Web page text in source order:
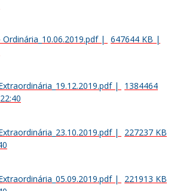
Ordinária_10.06.2019.pdf| 647644 KB |
|
1384464
|
227237 KB
|
221913 KB